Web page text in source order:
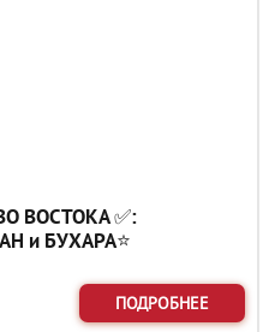
ВОСТОКА ✅:
и БУХАРА⭐
ПОДРОБНЕЕ